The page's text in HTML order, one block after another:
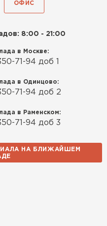
ОФИС
8:00 - 21:00
в Москве:
71-94 доб 1
в Одинцово:
71-94 доб 2
в Раменском:
71-94 доб 3
НА БЛИЖАЙШЕМ